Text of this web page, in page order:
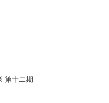
第十二期